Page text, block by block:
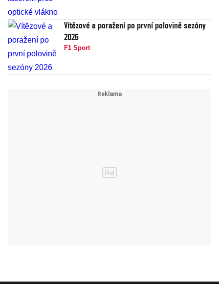
Vítězové a poražení po první polovině sezóny
2026
F1 Sport